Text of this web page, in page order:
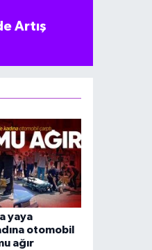
Artış
yaya
otomobil
ağır